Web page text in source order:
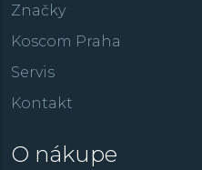
Značky
Koscom Praha
Servis
Kontakt
O nákupe